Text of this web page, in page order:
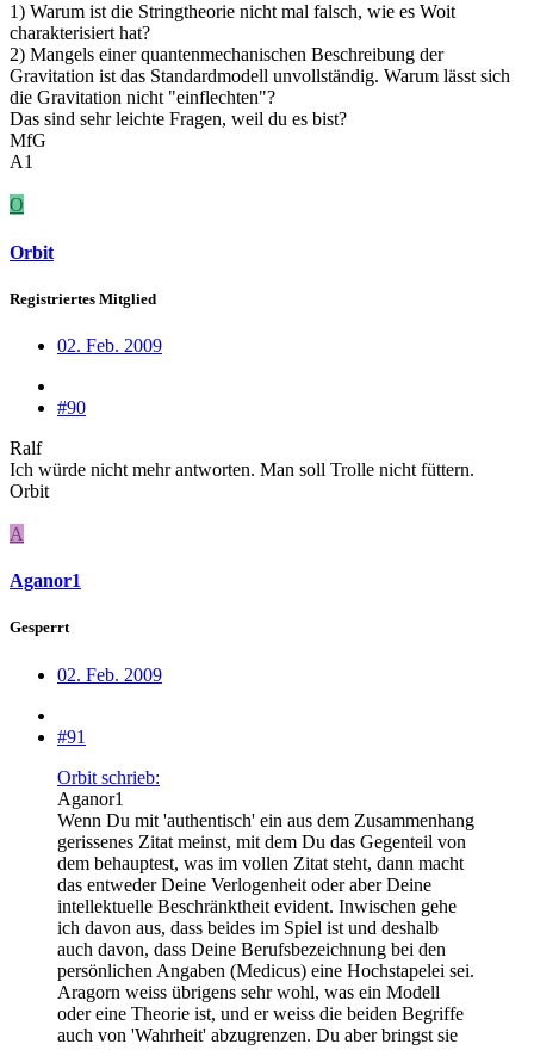
1) Warum ist die Stringtheorie nicht mal falsch, wie es Woit
charakterisiert hat?
2) Mangels einer quantenmechanischen Beschreibung der
Gravitation ist das Standardmodell unvollständig. Warum lässt sich
die Gravitation nicht "einflechten"?
Das sind sehr leichte Fragen, weil du es bist?
MfG
A1
O
Orbit
Registriertes Mitglied
02. Feb. 2009
#90
Ralf
Ich würde nicht mehr antworten. Man soll Trolle nicht füttern.
Orbit
A
Aganor1
Gesperrt
02. Feb. 2009
#91
Orbit schrieb:
Aganor1
Wenn Du mit 'authentisch' ein aus dem Zusammenhang
gerissenes Zitat meinst, mit dem Du das Gegenteil von
dem behauptest, was im vollen Zitat steht, dann macht
das entweder Deine Verlogenheit oder aber Deine
intellektuelle Beschränktheit evident. Inwischen gehe
ich davon aus, dass beides im Spiel ist und deshalb
auch davon, dass Deine Berufsbezeichnung bei den
persönlichen Angaben (Medicus) eine Hochstapelei sei.
Aragorn weiss übrigens sehr wohl, was ein Modell
oder eine Theorie ist, und er weiss die beiden Begriffe
auch von 'Wahrheit' abzugrenzen. Du aber bringst sie